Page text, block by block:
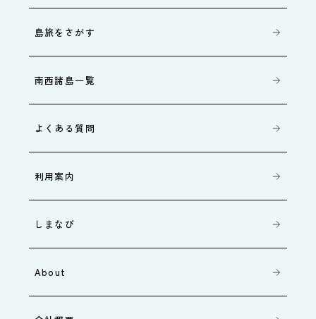
島旅をさがす
南西諸島一覧
よくある質問
利用案内
しまなび
About